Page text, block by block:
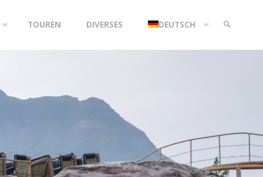
TOUREN DIVERSES DEUTSCH